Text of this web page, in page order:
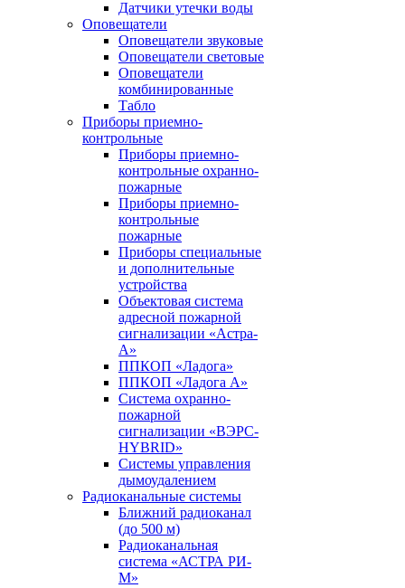
Датчики утечки воды
Оповещатели
Оповещатели звуковые
Оповещатели световые
Оповещатели
комбинированные
Табло
Приборы приемно-
контрольные
Приборы приемно-
контрольные охранно-
пожарные
Приборы приемно-
контрольные
пожарные
Приборы специальные
и дополнительные
устройства
Объектовая система
адресной пожарной
сигнализации «Астра-
А»
ППКОП «Ладога»
ППКОП «Ладога А»
Система охранно-
пожарной
сигнализации «ВЭРС-
HYBRID»
Системы управления
дымоудалением
Радиоканальные системы
Ближний радиоканал
(до 500 м)
Радиоканальная
система «АСТРА РИ-
М»